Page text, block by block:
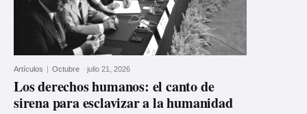
Artículos Octubre - julio 21, 2026
Los derechos humanos: el canto de
sirena para esclavizar a la humanidad